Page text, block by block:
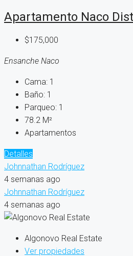
Apartamento Naco
$175,000
Ensanche Naco
Cama: 1
Baño: 1
Parqueo: 1
78.2 M²
Apartamentos
Detalles
Johnnathan Rodríguez
4 semanas ago
Johnnathan Rodríguez
4 semanas ago
Algonovo Real Estate
Ver propiedades